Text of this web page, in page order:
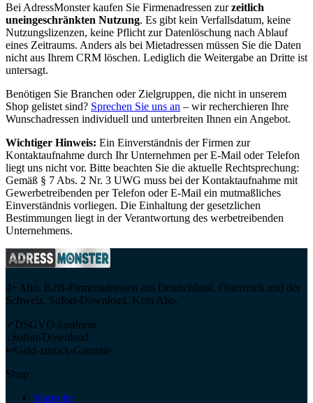
Bei AdressMonster kaufen Sie Firmenadressen zur zeitlich
uneingeschränkten Nutzung. Es gibt kein Verfallsdatum, keine
Nutzungslizenzen, keine Pflicht zur Datenlöschung nach Ablauf
eines Zeitraums. Anders als bei Mietadressen müssen Sie die Daten
nicht aus Ihrem CRM löschen. Lediglich die Weitergabe an Dritte ist
untersagt.
Benötigen Sie Branchen oder Zielgruppen, die nicht in unserem
Shop gelistet sind? Sprechen Sie uns an – wir recherchieren Ihre
Wunschadressen individuell und unterbreiten Ihnen ein Angebot.
Wichtiger Hinweis: Ein Einverständnis der Firmen zur
Kontaktaufnahme durch Ihr Unternehmen per E-Mail oder Telefon
liegt uns nicht vor. Bitte beachten Sie die aktuelle Rechtsprechung:
Gemäß § 7 Abs. 2 Nr. 3 UWG muss bei der Kontaktaufnahme mit
Gewerbetreibenden per Telefon oder E-Mail ein mutmaßliches
Einverständnis vorliegen. Die Einhaltung der gesetzlichen
Bestimmungen liegt in der Verantwortung des werbetreibenden
Unternehmens.
4+ Mio. B2B-Firmenadressen aus Deutschland, Österreich und der
Schweiz. Sofort-Download. Kein Abo.
✓ DSGVO-konform
↓Sofort-Download
↩Geld-zurück-Garantie
Shop
Startseite